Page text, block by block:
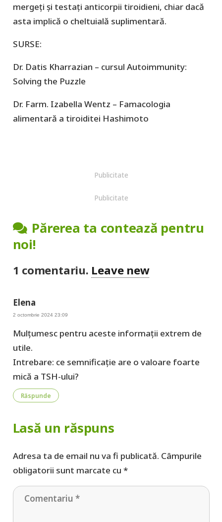
mergeți și testați anticorpii tiroidieni, chiar dacă
asta implică o cheltuială suplimentară.
SURSE:
Dr. Datis Kharrazian – cursul Autoimmunity:
Solving the Puzzle
Dr. Farm. Izabella Wentz – Famacologia
alimentară a tiroiditei Hashimoto
Publicitate
Publicitate
Părerea ta contează pentru
noi!
1 comentariu. Leave new
Elena
2 octombrie 2024 23:09
Mulțumesc pentru aceste informații extrem de
utile.
Intrebare: ce semnificație are o valoare foarte
mică a TSH-ului?
Răspunde
Lasă un răspuns
Adresa ta de email nu va fi publicată. Câmpurile
obligatorii sunt marcate cu *